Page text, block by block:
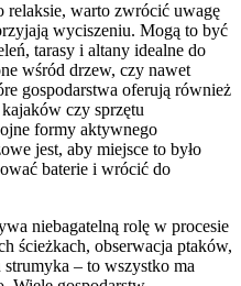
relaksie, warto zwrócić uwagę
wyciszeniu. Mogą to być
tarasy i altany idealne do
wśród drzew, czy nawet
gospodarstwa oferują również
czy sprzętu
formy aktywnego
jest, aby miejsce to było
baterie i wrócić do
niebagatelną rolę w procesie
ścieżkach, obserwacja ptaków,
strumyka – to wszystko ma